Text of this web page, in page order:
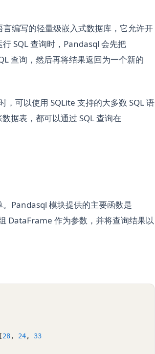
编写的轻量级嵌入式数据库，它允许开
SQL 查询时，Pandasql 会先把
查询，然后再将结果返回为一个新的
可以使用 SQLite 支持的大多数 SQL 语
据表，都可以通过 SQL 查询在
Pandasql 模块提供的主要函数是
DataFrame 作为参数，并将查询结果以
28, 24, 33